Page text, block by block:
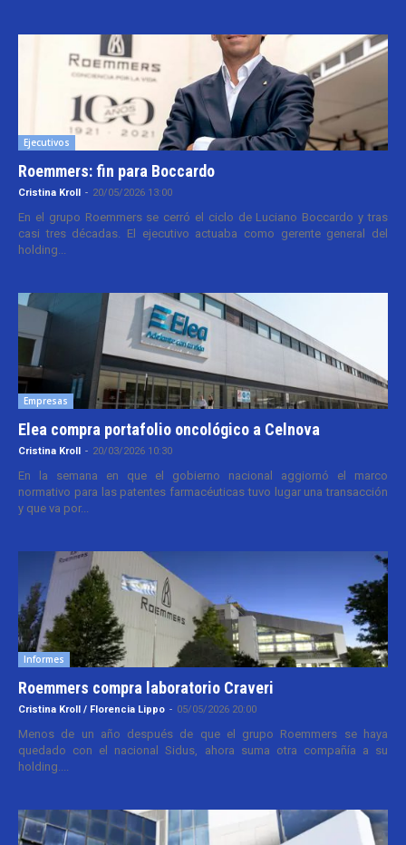
Ejecutivos
Roemmers: fin para Boccardo
Cristina Kroll - 20/05/2026 13:00
En el grupo Roemmers se cerró el ciclo de Luciano Boccardo y tras
casi tres décadas. El ejecutivo actuaba como gerente general del
holding...
Empresas
Elea compra portafolio oncológico a Celnova
Cristina Kroll - 20/03/2026 10:30
En la semana en que el gobierno nacional aggiornó el marco
normativo para las patentes farmacéuticas tuvo lugar una transacción
y que va por...
Informes
Roemmers compra laboratorio Craveri
Cristina Kroll / Florencia Lippo - 05/05/2026 20:00
Menos de un año después de que el grupo Roemmers se haya
quedado con el nacional Sidus, ahora suma otra compañía a su
holding....